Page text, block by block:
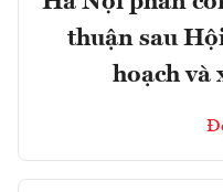
thuận sau
hoạch và